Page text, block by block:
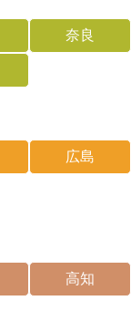
奈良
広島
高知